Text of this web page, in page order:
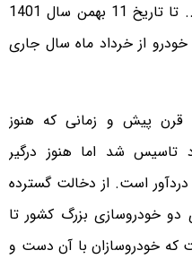
سال 1400 و تعدیلات دستمزد و ... تا تاریخ 11 بهمن سال 1401
از خرداد ماه سال جاری
قرن پیش و زمانی که هنوز
تاسیس شد اما هنوز درگیر
است. از دخالت گسترده
دو خودروسازی بزرگ کشور تا
که خودروسازان با آن دست و